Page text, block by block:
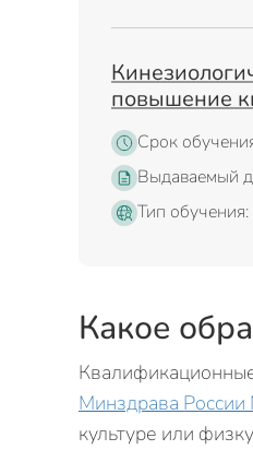
повышение
Срок
Выдаваемый
Тип
Какое
Минздрава
культуре или